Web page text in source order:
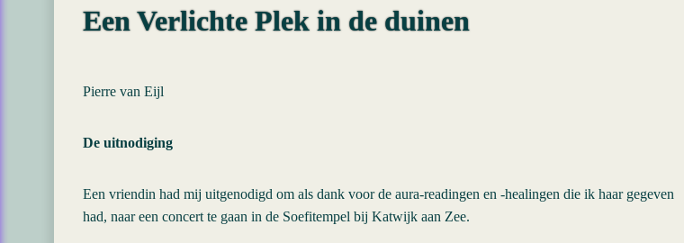
Een Verlichte Plek in de duinen
Pierre van Eijl
De uitnodiging
Een vriendin had mij uitgenodigd om als dank voor de aura-readingen en -healingen die ik haar gegeven
had, naar een concert te gaan in de Soefitempel bij Katwijk aan Zee.